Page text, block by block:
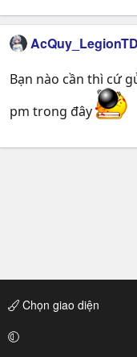
AcQuy_LegionTD
Bạn nào cần thì cứ
pm trong đây
Chọn giao diện